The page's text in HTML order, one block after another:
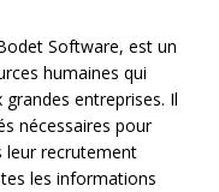
Software, est un
humaines qui
grandes entreprises. Il
nécessaires pour
leur recrutement
les informations